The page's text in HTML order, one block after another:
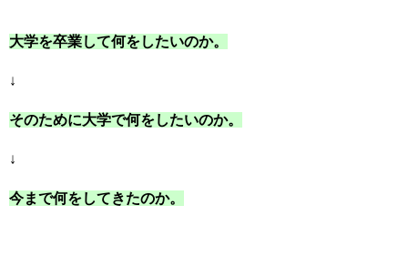
大学を卒業して何をしたいのか。
↓
そのために大学で何をしたいのか。
↓
今まで何をしてきたのか。